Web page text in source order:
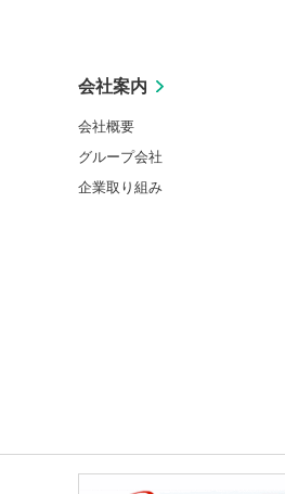
会社案内
会社概要
グループ会社
企業取り組み